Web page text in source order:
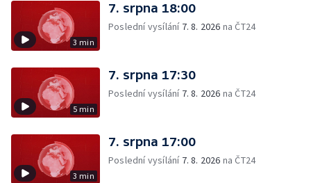
3 min
7. srpna 18:00
Poslední vysílání 7. 8. 2026 na ČT24
5 min
7. srpna 17:30
Poslední vysílání 7. 8. 2026 na ČT24
3 min
7. srpna 17:00
Poslední vysílání 7. 8. 2026 na ČT24